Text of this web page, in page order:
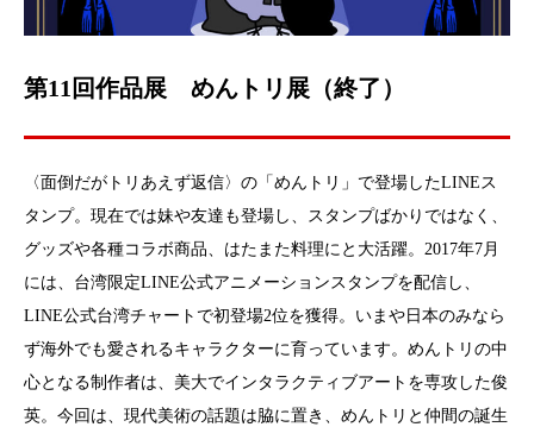
第11回作品展 めんトリ展（終了）
〈面倒だがトリあえず返信〉の「めんトリ」で登場したLINEス
タンプ。現在では妹や友達も登場し、スタンプばかりではなく、
グッズや各種コラボ商品、はたまた料理にと大活躍。2017年7月
には、台湾限定LINE公式アニメーションスタンプを配信し、
LINE公式台湾チャートで初登場2位を獲得。いまや日本のみなら
ず海外でも愛されるキャラクターに育っています。めんトリの中
心となる制作者は、美大でインタラクティブアートを専攻した俊
英。今回は、現代美術の話題は脇に置き、めんトリと仲間の誕生